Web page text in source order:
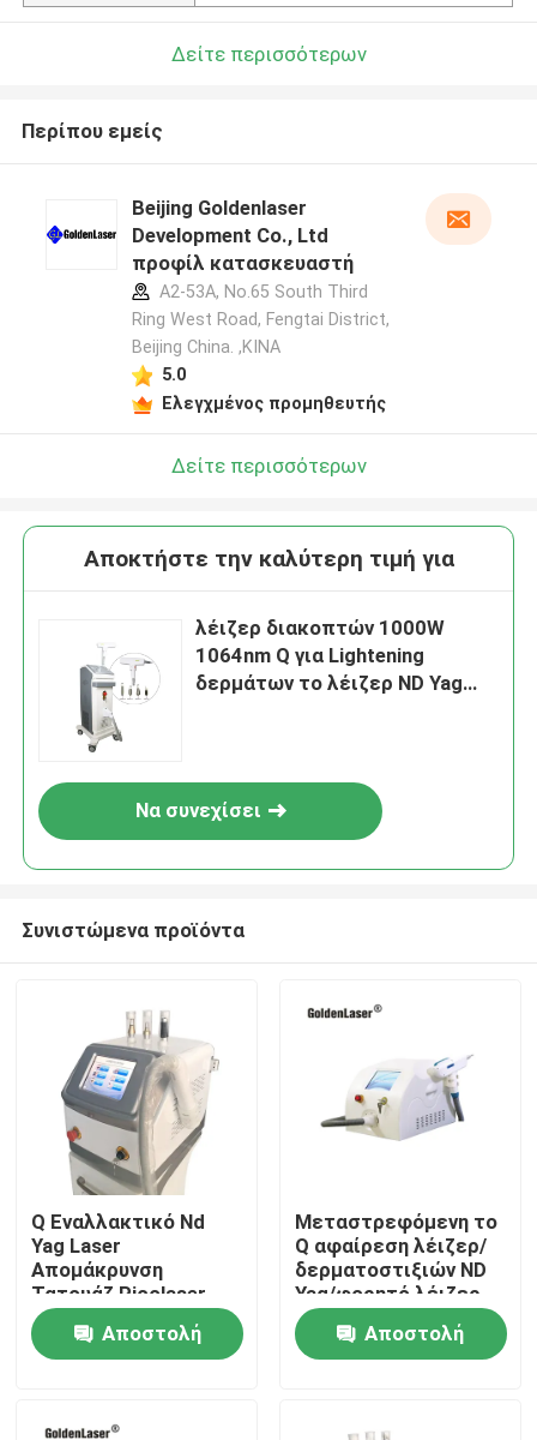
Σπίτι
Προϊόντα
Βίντεο
Δείτε περισσότερων
Περίπου εμείς
Beijing Goldenlaser
Development Co., Ltd
προφίλ κατασκευαστή
A2-53A, No.65 South Third
Ring West Road, Fengtai District,
Beijing China. ,ΚΙΝΑ
5.0
Ελεγχμένος προμηθευτής
Δείτε περισσότερων
Αποκτήστε την καλύτερη τιμή για
λέιζερ διακοπτών 1000W
1064nm Q για Lightening
δερμάτων το λέιζερ ND Yag
Να συνεχίσει
Συνιστώμενα προϊόντα
Q Εναλλακτικό Nd
Yag Laser
Απομάκρυνση
Τατουάζ Picolaser
1064nm 532nm
Αποστολή
Μεταστρεφόμενη το
Q αφαίρεση λέιζερ/
δερματοστιξιών ND
Yag/φορητό λέιζερ
ND Yag διακοπτών
του Q
Αποστολή